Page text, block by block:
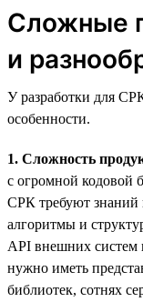
Сложные
и
У разработки для
особенности.
1. Сложность
с огромной кодовой
СРК требуют знаний
алгоритмы и
API внешних систем
нужно иметь
библиотек, сотнях